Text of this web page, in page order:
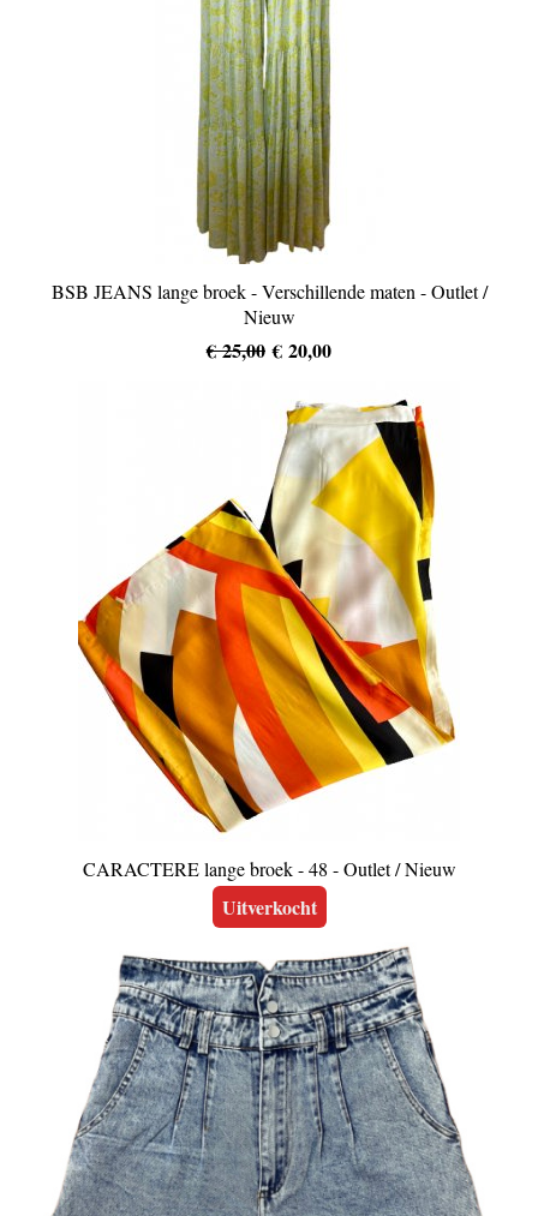
BSB JEANS lange broek - Verschillende maten - Outlet /
Nieuw
€ 25,00 € 20,00
CARACTERE lange broek - 48 - Outlet / Nieuw
Uitverkocht